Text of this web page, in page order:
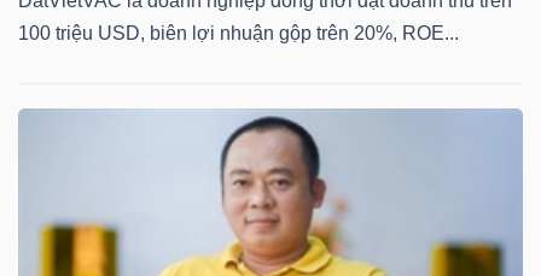
100 triệu USD, biên lợi nhuận gộp trên 20%, ROE...
YẾU
THIẾT